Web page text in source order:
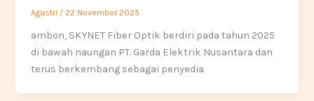
Agustri / 22 November 2025
ambon, SKYNET Fiber Optik berdiri pada tahun 2025
di bawah naungan PT. Garda Elektrik Nusantara dan
terus berkembang sebagai penyedia